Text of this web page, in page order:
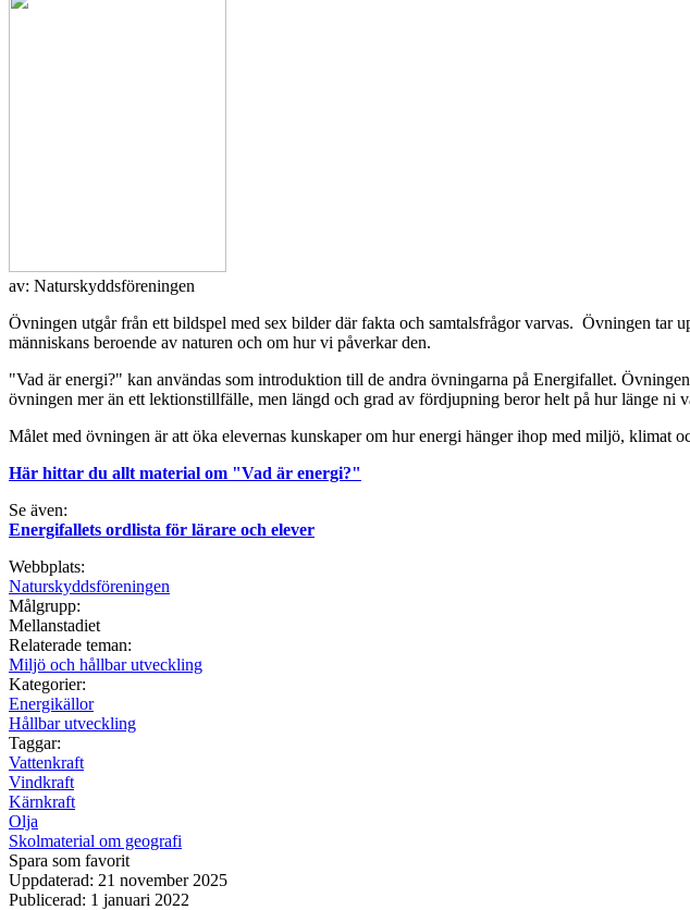
av: Naturskyddsföreningen
Övningen utgår från ett bildspel med sex bilder där fakta och samtalsfrågor varvas. Övningen tar
människans beroende av naturen och om hur vi påverkar den.
"Vad är energi?" kan användas som introduktion till de andra övningarna på Energifallet.
övningen mer än ett lektionstillfälle, men längd och grad av fördjupning beror helt på hur länge ni
Målet med övningen är att öka elevernas kunskaper om hur energi hänger ihop med miljö,
Här hittar du allt material om "Vad är energi?"
Se även:
Energifallets ordlista för lärare och elever
Webbplats:
Naturskyddsföreningen
Målgrupp:
Mellanstadiet
Relaterade teman:
Miljö och hållbar utveckling
Kategorier:
Energikällor
Hållbar utveckling
Taggar:
Vattenkraft
Vindkraft
Kärnkraft
Olja
Skolmaterial om geografi
Spara som favorit
Uppdaterad: 21 november 2025
Publicerad: 1 januari 2022